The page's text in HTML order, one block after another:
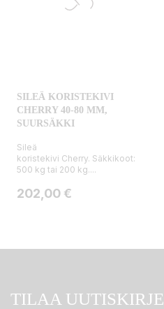
SILEÄ KORISTEKIVI
CHERRY 40-80 MM,
SUURSÄKKI
Sileä
koristekivi Cherry. Säkkikoot:
500 kg tai 200 kg....
Hinta
202,00 €
TILAA UUTISKIRJE